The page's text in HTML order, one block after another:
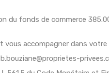
du fonds de commerce
vous accompagner dans